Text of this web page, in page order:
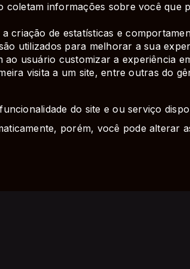
coletam informações sobre você que
criação de estatísticas e
utilizados para melhorar a sua
ao usuário customizar a experiência
visita a um site, entre outras do
do site e ou serviço
porém, você pode alterar